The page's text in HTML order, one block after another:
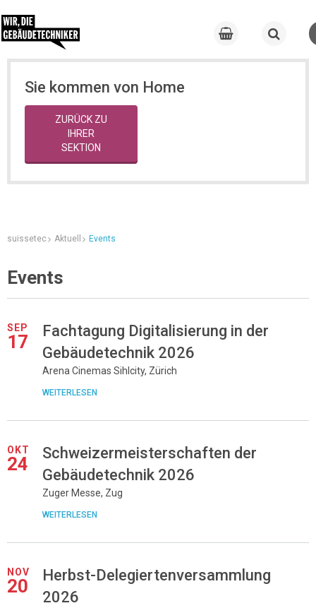
Sie kommen von Home
ZURÜCK ZU
IHRER
SEKTION
suissetec Aktuell Events
Events
SEP
17
Fachtagung Digitalisierung in der
Gebäudetechnik 2026
Arena Cinemas Sihlcity, Zürich
WEITERLESEN
OKT
24
Schweizermeisterschaften der
Gebäudetechnik 2026
Zuger Messe, Zug
WEITERLESEN
NOV
20
Herbst-Delegiertenversammlung
2026